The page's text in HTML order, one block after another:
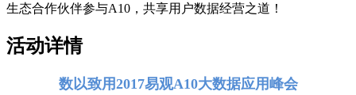
生态合作伙伴参与A10，共享用户数据经营之道！
活动详情
数以致用2017易观A10大数据应用峰会